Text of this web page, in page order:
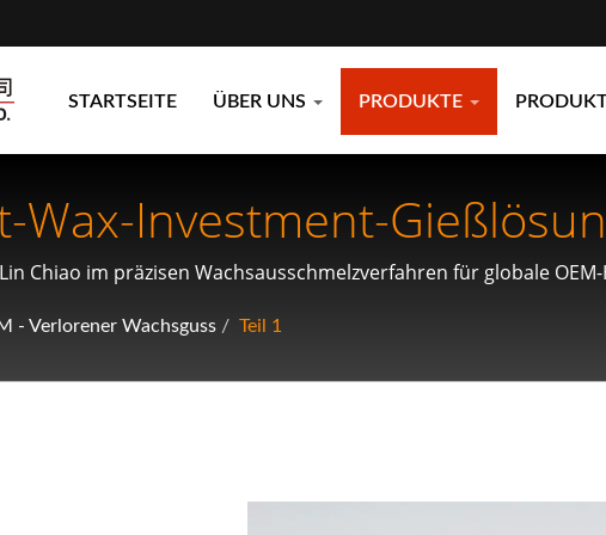
STARTSEITE ÜBER UNS PRODUKTE
Wax-Investment-
Chiao im präzisen Wachsausschmelzverfahren für globale
- Verlorener Wachsguss / Teil 1